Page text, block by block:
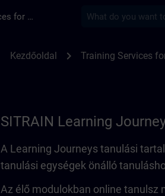
Training Services for Digital Industries
Kezdőoldal chevron_right Training Services
SITRAIN Learning
A Learning Journeys tanulási
tanulási egységek önálló
Az élő modulokban online